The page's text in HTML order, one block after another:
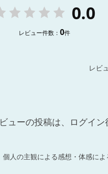
0.0
レビュー件数： 0件
レビ
ューの投稿は、ログイン
人の主観による感想・体感によ